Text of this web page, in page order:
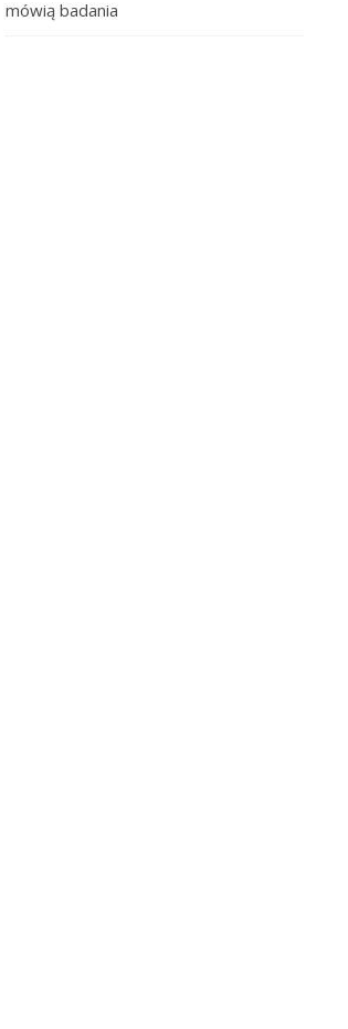
mówią badania